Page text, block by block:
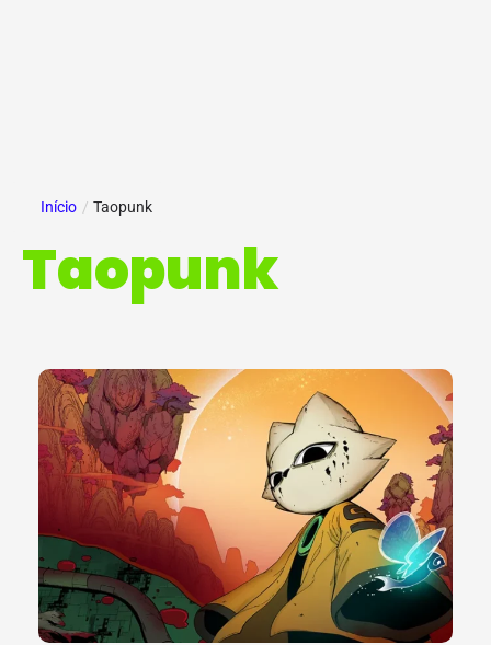
Início / Taopunk
Taopunk